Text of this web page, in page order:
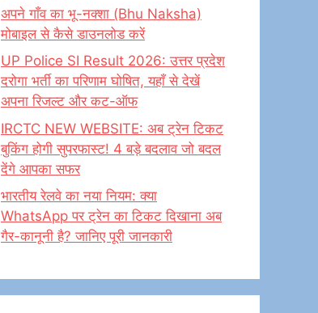
अपने गाँव का भू-नक्शा (Bhu Naksha)
मोबाइल से कैसे डाउनलोड करें
UP Police SI Result 2026: उत्तर प्रदेश
दरोगा भर्ती का परिणाम घोषित, यहाँ से देखें
अपना रिजल्ट और कट-ऑफ
IRCTC NEW WEBSITE: अब ट्रेन टिकट
बुकिंग होगी सुपरफास्ट! 4 बड़े बदलाव जो बदल
देंगे आपका सफर
भारतीय रेलवे का नया नियम: क्या
WhatsApp पर ट्रेन का टिकट दिखाना अब
गैर-कानूनी है? जानिए पूरी जानकारी